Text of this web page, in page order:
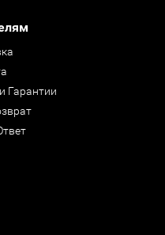
Гарантии